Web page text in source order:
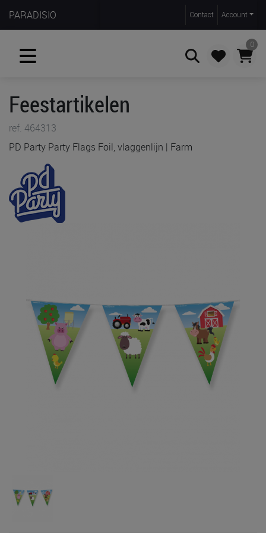
PARADISIO Contact Account
0
Feestartikelen
ref. 464313
PD Party Party Flags Foil, vlaggenlijn | Farm